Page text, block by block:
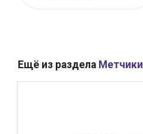
Ещё из раздела Метчики